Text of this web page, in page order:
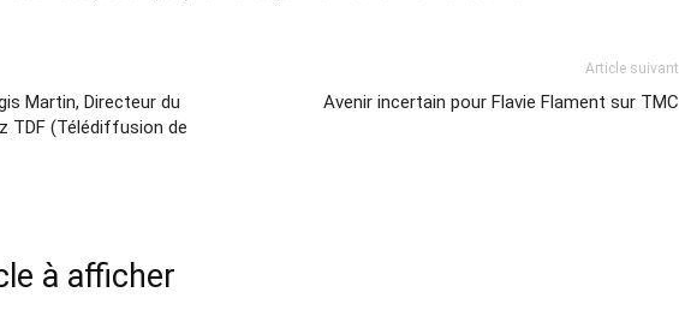
Martin, Directeur du
TDF (Télédiffusion de
Article suivant
Avenir incertain pour Flavie Flament sur TMC
à afficher